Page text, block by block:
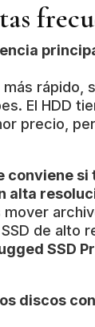
más rápido,
El HDD
precio,
conviene si
alta
mover
de alto
SSD
discos